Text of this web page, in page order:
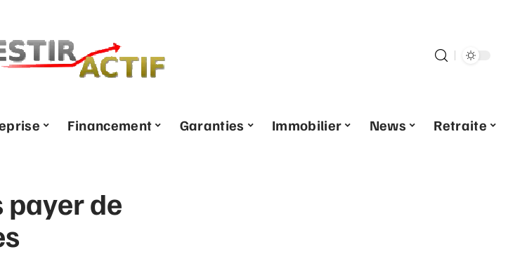
Financement Garanties Immobilier News Retraite
payer de